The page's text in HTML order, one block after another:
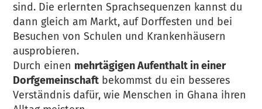
sind. Die erlernten Sprachsequenzen kannst du
dann gleich am Markt, auf Dorffesten und bei
Besuchen von Schulen und Krankenhäusern
ausprobieren.
Durch einen mehrtägigen Aufenthalt in einer
Dorfgemeinschaft bekommst du ein besseres
Verständnis dafür, wie Menschen in Ghana ihren